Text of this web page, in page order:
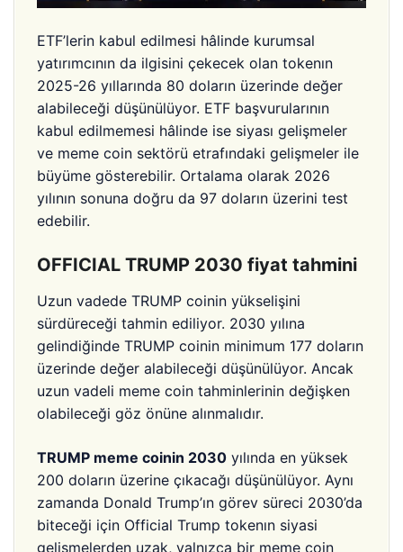
ETF’lerin kabul edilmesi hâlinde kurumsal
yatırımcının da ilgisini çekecek olan tokenın
2025-26 yıllarında 80 doların üzerinde değer
alabileceği düşünülüyor. ETF başvurularının
kabul edilmemesi hâlinde ise siyası gelişmeler
ve meme coin sektörü etrafındaki gelişmeler ile
büyüme gösterebilir. Ortalama olarak 2026
yılının sonuna doğru da 97 doların üzerini test
edebilir.
OFFICIAL TRUMP 2030 fiyat tahmini
Uzun vadede TRUMP coinin yükselişini
sürdüreceği tahmin ediliyor. 2030 yılına
gelindiğinde TRUMP coinin minimum 177 doların
üzerinde değer alabileceği düşünülüyor. Ancak
uzun vadeli meme coin tahminlerinin değişken
olabileceği göz önüne alınmalıdır.
TRUMP meme coinin 2030 yılında en yüksek
200 doların üzerine çıkacağı düşünülüyor. Aynı
zamanda Donald Trump’ın görev süreci 2030’da
biteceği için Official Trump tokenın siyasi
gelişmelerden uzak, yalnızca bir meme coin